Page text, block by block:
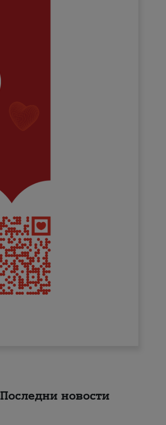
Последни новости